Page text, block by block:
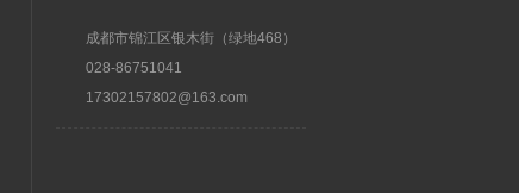
成都市锦江区银木街（绿地468）
028-86751041
17302157802@163.com